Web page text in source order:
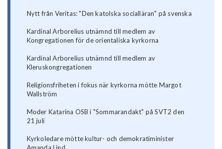
Nytt från Veritas: "Den katolska socialläran" på svenska
Kardinal Arborelius utnämnd till medlem av
Kongregationen för de orientaliska kyrkorna
Kardinal Arborelius utnämnd till medlem av
Kleruskongregationen
Religionsfriheten i fokus när kyrkorna mötte Margot
Wallström
Moder Katarina OSB i "Sommarandakt" på SVT2 den
21 juli
Kyrkoledare mötte kultur- och demokratiminister
Amanda Lind